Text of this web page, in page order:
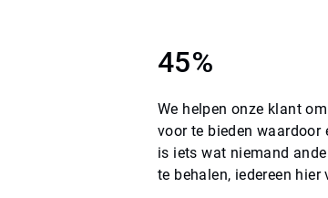
45%
We helpen onze klant
voor te bieden waardoor
is iets wat niemand
te behalen, iedereen hier